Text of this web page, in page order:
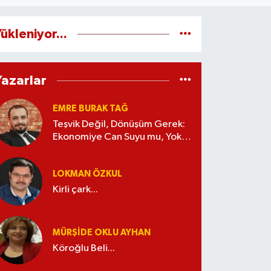
EMRE BURAK TAĞ
Teşvik Değil, Dönüşüm Gerek:
Ekonomiye Can Suyu mu, Yoksa
LOKMAN ÖZKUL
Kirli çark...
MÜRŞIDE OKLU AYHAN
Köroğlu Beli...